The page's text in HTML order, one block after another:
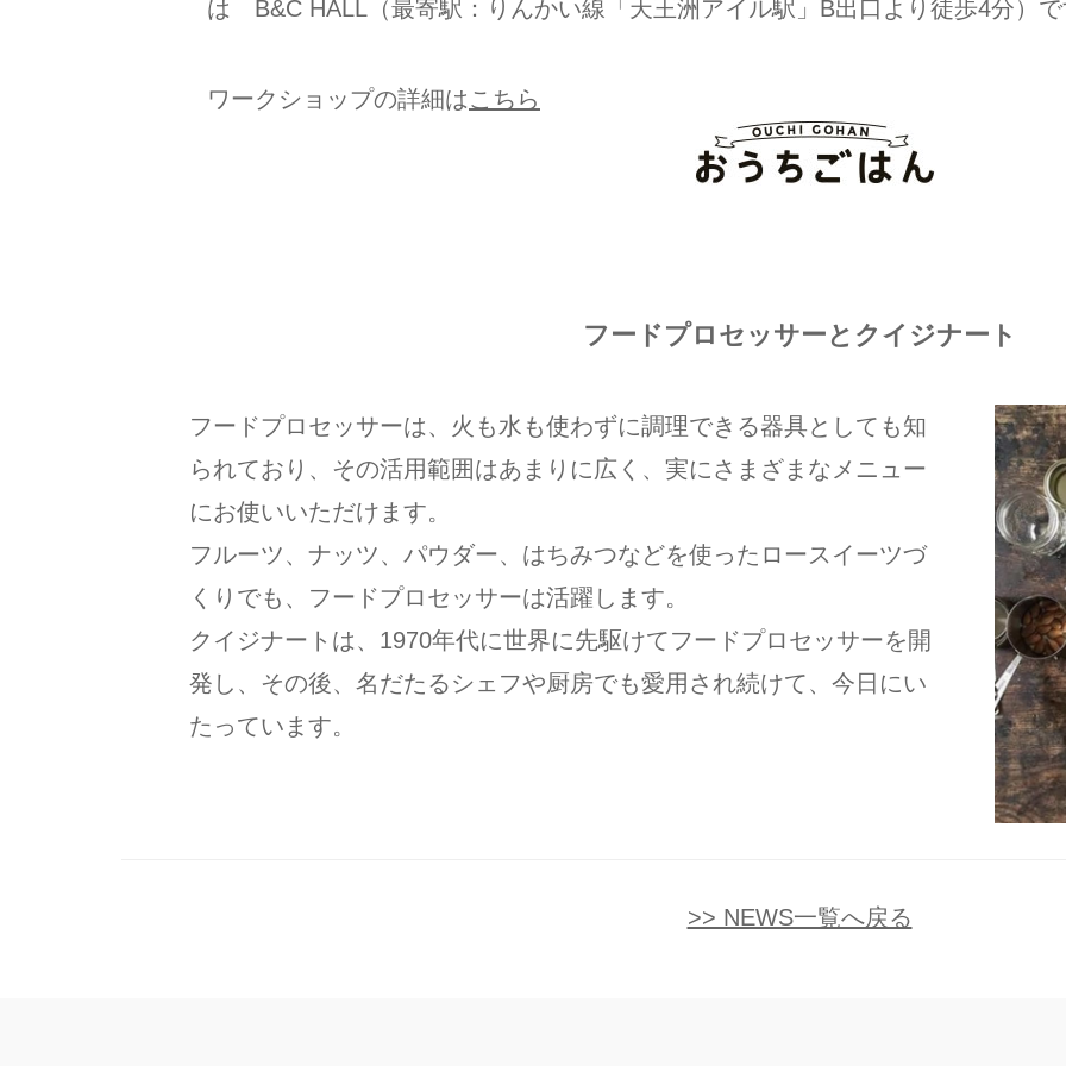
は B&C HALL（最寄駅：りんかい線「天王洲アイル駅」B出口より徒歩4分）
ワークショップの詳細はこちら
フードプロセッサーとクイジナート
フードプロセッサーは、火も水も使わずに調理できる器具としても知
られており、その活用範囲はあまりに広く、実にさまざまなメニュー
にお使いいただけます。
フルーツ、ナッツ、パウダー、はちみつなどを使ったロースイーツづ
くりでも、フードプロセッサーは活躍します。
クイジナートは、1970年代に世界に先駆けてフードプロセッサーを開
発し、その後、名だたるシェフや厨房でも愛用され続けて、今日にい
たっています。
>> NEWS一覧へ戻る